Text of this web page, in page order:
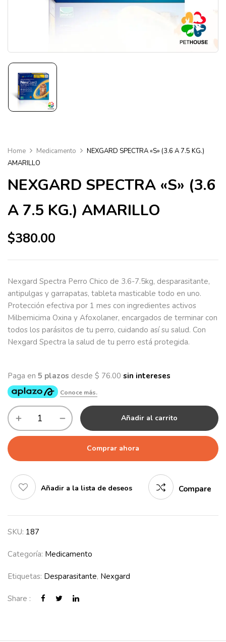
Home Medicamento
NEXGARD SPECTRA «S» (3.6 A 7.5 KG.)
AMARILLO
NEXGARD SPECTRA «S» (3.6
A 7.5 KG.) AMARILLO
$380.00
Nexgard Spectra Perro Chico de 3.6-7.5kg, desparasitante,
antipulgas y garrapatas, tableta masticable todo en uno.
Protección efectiva por 1 mes con ingredientes activos
Milbemicima Oxina y Afoxolaner, encargados de terminar con
todos los parásitos de tu perro, cuidando así su salud. Con
Nexgard Spectra la salud de tu perro está protegida.
Añadir al carrito
Comprar ahora
Añadir a la lista de deseos Compare
SKU: 187
Categoría: Medicamento
Etiquetas: Desparasitante, Nexgard
Share :